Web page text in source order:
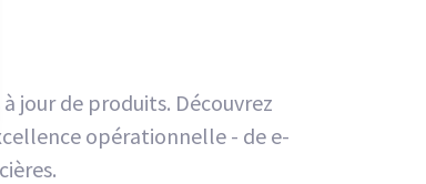
jour de produits. Découvrez
opérationnelle - de e-